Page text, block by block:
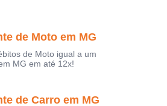
de Moto em MG
de Moto igual a um
MG em até 12x!
de Carro em MG